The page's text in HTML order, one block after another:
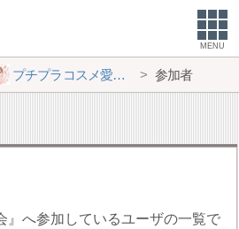
MENU
プチプラコスメ愛好会 参加者
』へ参加しているユーザの一覧で